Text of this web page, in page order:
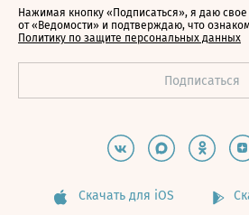
Нажимая кнопку «Подписаться», я даю свое
от «Ведомости» и подтверждаю, что
Политику по защите персональных данных
Скачать для iOS